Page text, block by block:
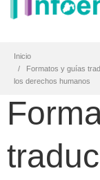
Inicio
Formatos y guías
los derechos humanos